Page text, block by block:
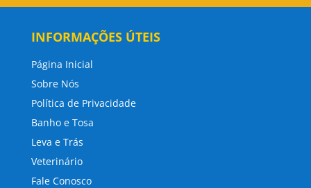
INFORMAÇÕES ÚTEIS
Página Inicial
Sobre Nós
Política de Privacidade
Banho e Tosa
Leva e Trás
Veterinário
Fale Conosco